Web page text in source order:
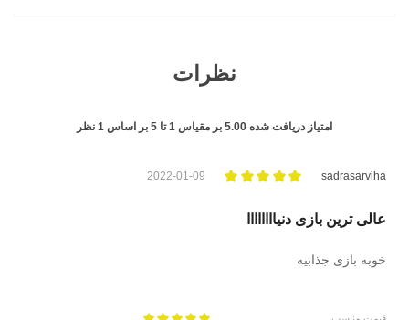
نظرات
امتیاز دریافت شده 5.00 بر مقیاس 1تا 5 بر اساس 1 نظر
sadrasarviha
2022-01-09
عالی ترین بازی دنیاااااااا
خوبه بازی جذابیه